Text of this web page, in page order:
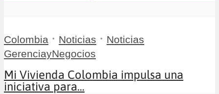
Colombia • Noticias • Noticias
GerenciayNegocios
Mi Vivienda Colombia impulsa una
iniciativa para...